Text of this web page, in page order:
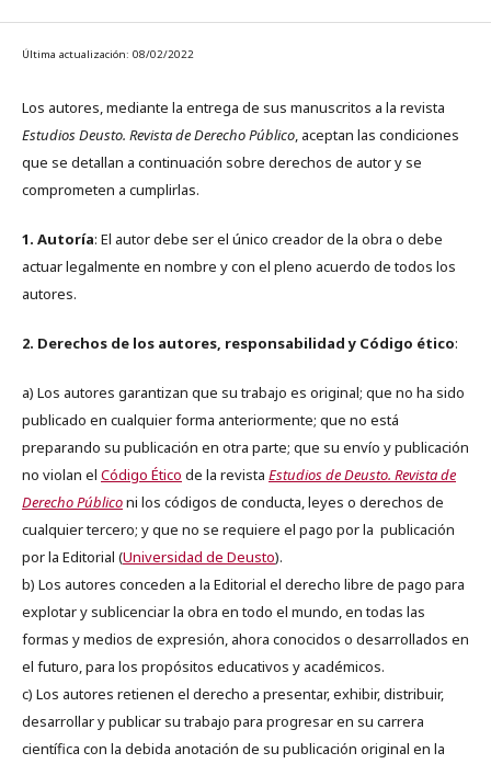
Última actualización: 08/02/2022
Los autores, mediante la entrega de sus manuscritos a la revista
Estudios Deusto. Revista de Derecho Público, aceptan las condiciones
que se detallan a continuación sobre derechos de autor y se
comprometen a cumplirlas.
1. Autoría: El autor debe ser el único creador de la obra o debe
actuar legalmente en nombre y con el pleno acuerdo de todos los
autores.
2. Derechos de los autores, responsabilidad y Código ético:
a) Los autores garantizan que su trabajo es original; que no ha sido
publicado en cualquier forma anteriormente; que no está
preparando su publicación en otra parte; que su envío y publicación
no violan el Código Ético de la revista Estudios de Deusto. Revista de
Derecho Públiconi los códigos de conducta, leyes o derechos de
cualquier tercero; y que no se requiere el pago por la publicación
por la Editorial (Universidad de Deusto).
b) Los autores conceden a la Editorial el derecho libre de pago para
explotar y sublicenciar la obra en todo el mundo, en todas las
formas y medios de expresión, ahora conocidos o desarrollados en
el futuro, para los propósitos educativos y académicos.
c) Los autores retienen el derecho a presentar, exhibir, distribuir,
desarrollar y publicar su trabajo para progresar en su carrera
científica con la debida anotación de su publicación original en la